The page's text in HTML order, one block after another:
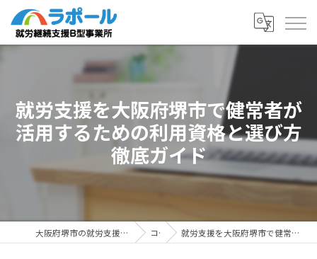
就労支援を大阪府堺市で健常者が
活用するための利用資格と選び方
徹底ガイド
大阪府堺市の就労支援ならラポール 就労継続支援B型事業所 コラム 就労支援を大阪府堺市で健常者が活用するための利用資格と選び方徹底ガイド